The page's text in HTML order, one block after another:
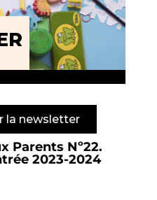
la newsletter
Parents Nº22.
2023-2024